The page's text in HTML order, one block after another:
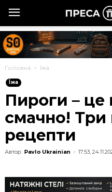
Головна Їжа
Їжа
Пироги – це
смачно! Три
рецепти
Автор: Pavlo Ukrainian - 17:53,